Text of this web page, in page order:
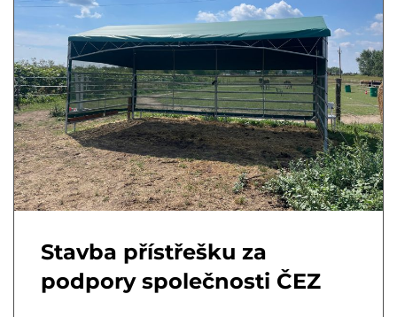
Stavba přístřešku za
podpory společnosti ČEZ